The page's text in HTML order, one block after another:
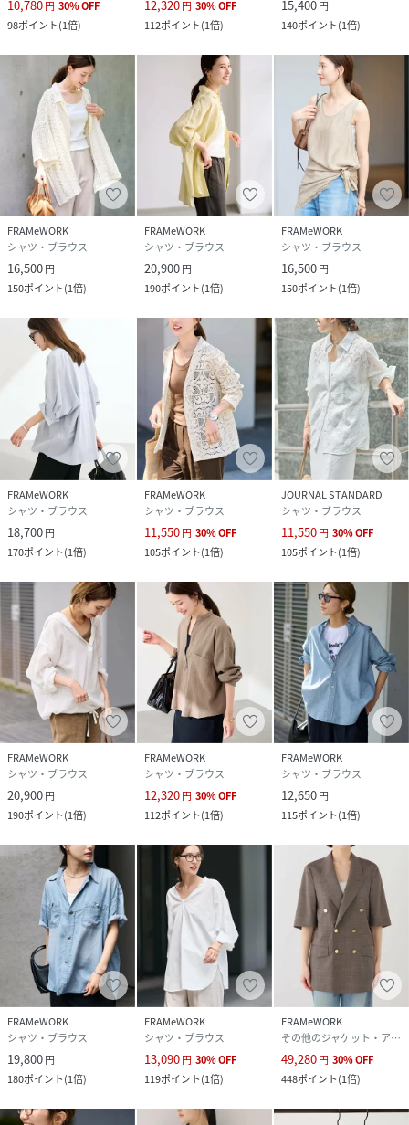
10,780円 30%OFF
98ポイント(1倍)
12,320円 30%OFF
112ポイント(1倍)
15,400円
140ポイント(1倍)
FRAMeWORK
シャツ・ブラウス
16,500円
150ポイント(1倍)
FRAMeWORK
シャツ・ブラウス
20,900円
190ポイント(1倍)
FRAMeWORK
シャツ・ブラウス
16,500円
150ポイント(1倍)
FRAMeWORK
シャツ・ブラウス
18,700円
170ポイント(1倍)
FRAMeWORK
シャツ・ブラウス
11,550円 30%OFF
105ポイント(1倍)
JOURNAL STANDARD
シャツ・ブラウス
11,550円 30%OFF
105ポイント(1倍)
FRAMeWORK
シャツ・ブラウス
20,900円
190ポイント(1倍)
FRAMeWORK
シャツ・ブラウス
12,320円 30%OFF
112ポイント(1倍)
FRAMeWORK
シャツ・ブラウス
12,650円
115ポイント(1倍)
FRAMeWORK
シャツ・ブラウス
19,800円
180ポイント(1倍)
FRAMeWORK
シャツ・ブラウス
13,090円 30%OFF
119ポイント(1倍)
FRAMeWORK
その他のジャケット・アウター
49,280円 30%OFF
448ポイント(1倍)